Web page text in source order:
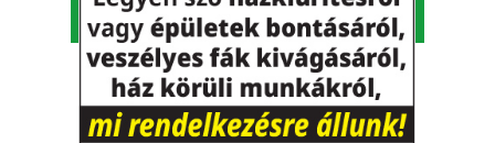
Adószám: 26457567-2-17⋅Cégjegyzékszám: Cg. 17-06-
001816
© Minden jog fenntartva.